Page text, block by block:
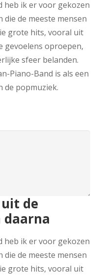
heb ik er voor gekozen
de meeste mensen
grote hits, vooral uit
gevoelens oproepen,
sfeer belanden.
Piano-Band is als een
de popmuziek.
de
daarna
heb ik er voor gekozen
de meeste mensen
grote hits, vooral uit